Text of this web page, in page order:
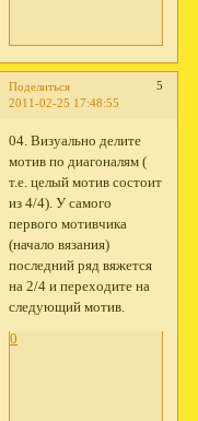
Поделиться
5
2011-02-25 17:48:55
04. Визуально делите
мотив по диагоналям (
т.е. целый мотив состоит
из 4/4). У самого
первого мотивчика
(начало вязания)
последний ряд вяжется
на 2/4 и переходите на
следующий мотив.
0